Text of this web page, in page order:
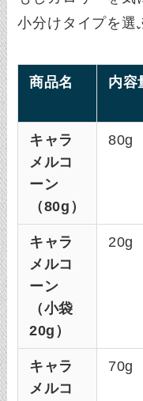
小分けタイプを選
商品名 内容
キャラ
メルコ
ーン
（80g）
80g
キャラ
メルコ
ーン
（小袋
20g）
20g
キャラ
メルコ
70g